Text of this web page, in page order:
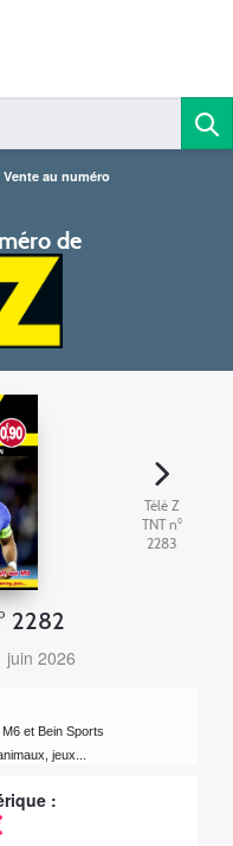
Vente au numéro
de
2282
juin 2026
et Bein Sports
jeux...
:
Télé Z
TNT n°
2283